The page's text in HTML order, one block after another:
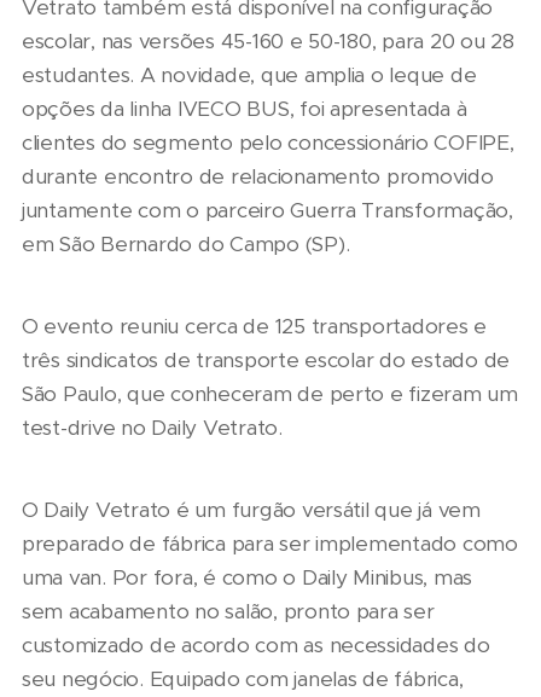
Vetrato também está disponível na configuração
escolar, nas versões 45-160 e 50-180, para 20 ou 28
estudantes. A novidade, que amplia o leque de
opções da linha IVECO BUS, foi apresentada à
clientes do segmento pelo concessionário COFIPE,
durante encontro de relacionamento promovido
juntamente com o parceiro Guerra Transformação,
em São Bernardo do Campo (SP).
O evento reuniu cerca de 125 transportadores e
três sindicatos de transporte escolar do estado de
São Paulo, que conheceram de perto e fizeram um
test-drive no Daily Vetrato.
O Daily Vetrato é um furgão versátil que já vem
preparado de fábrica para ser implementado como
uma van. Por fora, é como o Daily Minibus, mas
sem acabamento no salão, pronto para ser
customizado de acordo com as necessidades do
seu negócio. Equipado com janelas de fábrica,